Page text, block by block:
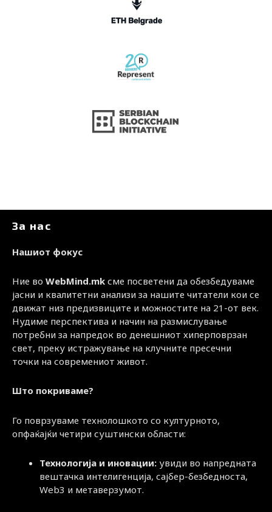
За нас
Нашиот фокус
Ние во WebMind.mk сме посветени да обезбедуваме
јасни и квалитетни анализи за нашите читатели кои се
движат низ предизвиците и можностите на 21-от век.
Нудиме перспектива и начин на размислување
потребни за напредок во денешниот хиперповрзан
свет, преку истражување на клучните пресечни
точки на современиот живот.
Што покриваме?
Го поврзуваме технолошкото со културното,
опфаќајќи четири суштински области:
Технологија и иновации: увиди во напредната
вештачка интелигенција, сајбер-безбедноста,
Web3 и метаверзумот.